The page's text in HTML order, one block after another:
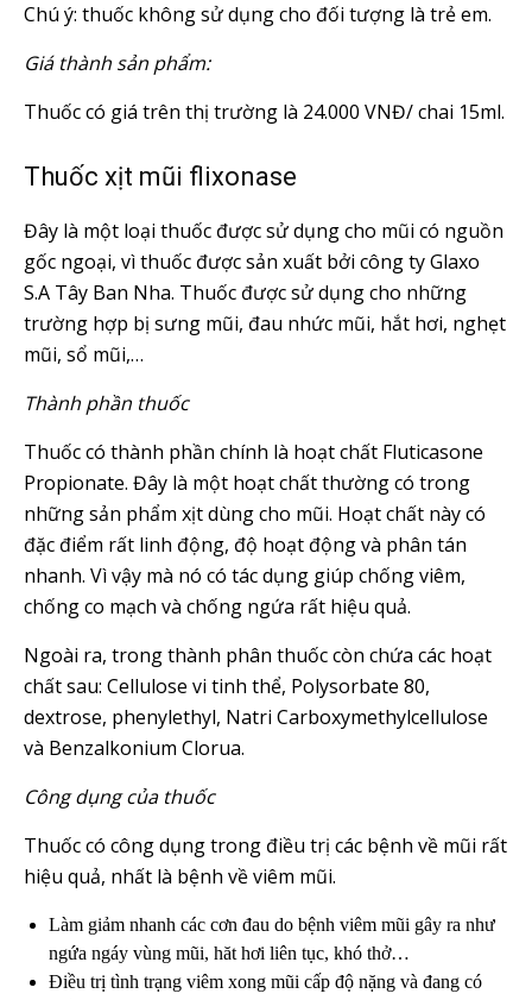
Chú ý: thuốc không sử dụng cho đối tượng là trẻ em.
Giá thành sản phẩm:
Thuốc có giá trên thị trường là 24.000 VNĐ/ chai 15ml.
Thuốc xịt mũi flixonase
Đây là một loại thuốc được sử dụng cho mũi có nguồn
gốc ngoại, vì thuốc được sản xuất bởi công ty Glaxo
S.A Tây Ban Nha. Thuốc được sử dụng cho những
trường hợp bị sưng mũi, đau nhức mũi, hắt hơi, nghẹt
mũi, sổ mũi,…
Thành phần thuốc
Thuốc có thành phần chính là hoạt chất Fluticasone
Propionate. Đây là một hoạt chất thường có trong
những sản phẩm xịt dùng cho mũi. Hoạt chất này có
đặc điểm rất linh động, độ hoạt động và phân tán
nhanh. Vì vậy mà nó có tác dụng giúp chống viêm,
chống co mạch và chống ngứa rất hiệu quả.
Ngoài ra, trong thành phân thuốc còn chứa các hoạt
chất sau: Cellulose vi tinh thể, Polysorbate 80,
dextrose, phenylethyl, Natri Carboxymethylcellulose
và Benzalkonium Clorua.
Công dụng của thuốc
Thuốc có công dụng trong điều trị các bệnh về mũi rất
hiệu quả, nhất là bệnh về viêm mũi.
Làm giảm nhanh các cơn đau do bệnh viêm mũi gây ra như
ngứa ngáy vùng mũi, hăt hơi liên tục, khó thở…
Điều trị tình trạng viêm xong mũi cấp độ nặng và đang có